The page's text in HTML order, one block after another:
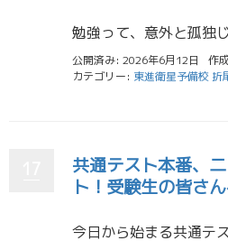
公開済み: 2026年6月12日 作
カテゴリー: 東進衛星予備校 折
共通テスト本番、
ト！受験生の皆さ